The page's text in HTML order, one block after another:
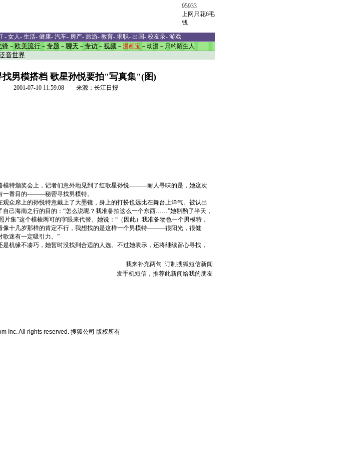
95933
上网只花6毛
钱
- 女人- 生活- 健康- 汽车- 房产- 旅游- 教育- 求职- 出国- 校友录- 游戏
锋 － 欧美流行 － 专题 － 聊天 － 专访 － 视频 － 漫画宝 － 动漫 － 只约陌生人
音世界
找男模搭档 歌星孙悦要拍"写真集"(图)
2001-07-10 11:59:08 来源：长江日报
特颁奖会上，记者们意外地见到了红歌星孙悦———耐人寻味的是，她这次
一番目的———秘密寻找男模特。
席上的孙悦特意戴上了大墨镜，身上的打扮也远比在舞台上洋气。被认出
自己海南之行的目的：“怎么说呢？我准备拍这么一个东西……”她斟酌了半天，
片集”这个模棱两可的字眼来代替。她说：“（因此）我准备物色一个男模特，
像十几岁那样的肯定不行，我想找的是这样一个男模特———很阳光，很健
歌迷有一定吸引力。”
缘不凑巧，她暂时没找到合适的人选。不过她表示，还将继续留心寻找，
我来补充两句 订制搜狐短信新闻
发手机短信，推荐此新闻给我的朋友
Inc. All rights reserved. 搜狐公司 版权所有